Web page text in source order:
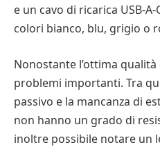
e un cavo di ricarica USB-
colori bianco, blu, grigio o
Nonostante l’ottima
problemi importanti. Tra
passivo e la mancanza di
non hanno un grado di
inoltre possibile notare un